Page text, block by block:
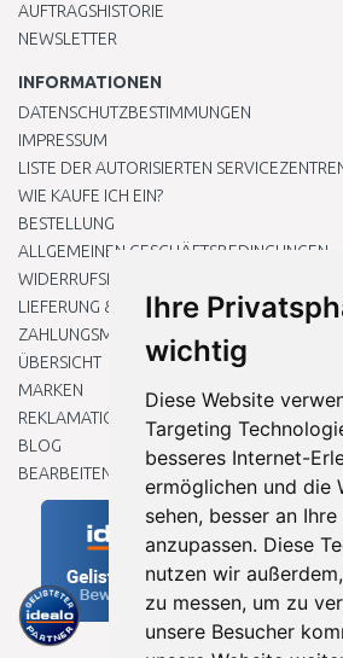
Ihre
wichtig
Diese Website
Targeting
besseres Internet-
ermöglichen und die
sehen, besser an
anzupassen. Diese
nutzen wir
zu messen, um zu
unsere Besucher
AUFTRAGSHISTORIE
NEWSLETTER
INFORMATIONEN
DATENSCHUTZBESTIMMUNGEN
IMPRESSUM
LISTE DER AUTORISIERTEN
WIE KAUFE ICH EIN?
BESTELLUNG
ALLGEMEINEN GESCHÄFTSBEDINGUNGEN
WIDERRUFSRECHT
LIEFERUNG & ZAHLUNG
ZAHLUNGSMETHODEN
ÜBERSICHT
MARKEN
REKLAMATIONEN UND RETOUREN
BLOG
BEARBEITEN SIE MEINE COOKIE-